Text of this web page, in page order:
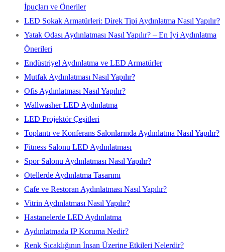
İpuçları ve Öneriler
LED Sokak Armatürleri: Direk Tipi Aydınlatma Nasıl Yapılır?
Yatak Odası Aydınlatması Nasıl Yapılır? – En İyi Aydınlatma
Önerileri
Endüstriyel Aydınlatma ve LED Armatürler
Mutfak Aydınlatması Nasıl Yapılır?
Ofis Aydınlatması Nasıl Yapılır?
Wallwasher LED Aydınlatma
LED Projektör Çeşitleri
Toplantı ve Konferans Salonlarında Aydınlatma Nasıl Yapılır?
Fitness Salonu LED Aydınlatması
Spor Salonu Aydınlatması Nasıl Yapılır?
Otellerde Aydınlatma Tasarımı
Cafe ve Restoran Aydınlatması Nasıl Yapılır?
Vitrin Aydınlatması Nasıl Yapılır?
Hastanelerde LED Aydınlatma
Aydınlatmada IP Koruma Nedir?
Renk Sıcaklığının İnsan Üzerine Etkileri Nelerdir?